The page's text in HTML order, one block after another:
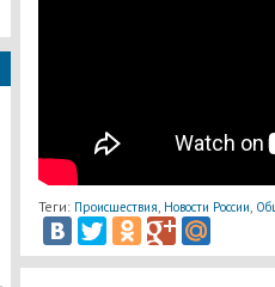
Теги: Происшествия, Новости России,